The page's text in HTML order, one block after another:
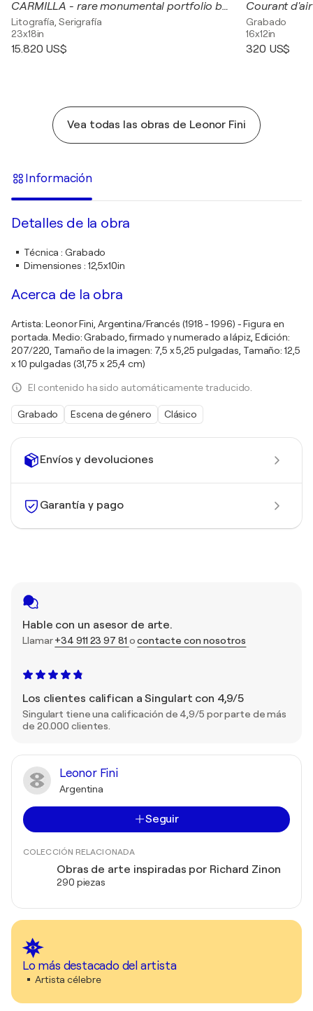
Envíos y devoluciones
Garantía y pago
Hable con un asesor de arte.
Llamar+34 911 23 97 81 ocontacte con nosotros
Los clientes califican a Singulart con 4,9/5
Singulart tiene una calificación de 4,9/5 por parte de más
de 20.000 clientes.
Leonor Fini
Argentina
Seguir
COLECCIÓN RELACIONADA
Obras de arte inspiradas por Richard Zinon
290 piezas
Lo más destacado del artista
Artista célebre
CARMILLA - rare monumental portfolio book -
Litografía, Serigrafía
23x18in
15.820 US$
Courant d'air
Grabado
16x12in
320 US$
Vea todas las obras de Leonor Fini
Información
Detalles de la obra
Técnica :Grabado
Dimensiones : 12,5x10in
Acerca de la obra
Artista: Leonor Fini, Argentina/Francés (1918 - 1996) - Figura en
portada. Medio: Grabado, firmado y numerado a lápiz, Edición:
207/220, Tamaño de la imagen: 7,5 x 5,25 pulgadas, Tamaño: 12,5
x 10 pulgadas (31,75 x 25,4 cm)
El contenido ha sido automáticamente traducido.
Grabado Escena de género Clásico